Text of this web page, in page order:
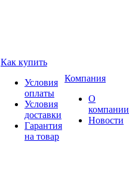
Как купить
Условия
оплаты
Условия
доставки
Гарантия
на товар
Компания
О
компании
Новости